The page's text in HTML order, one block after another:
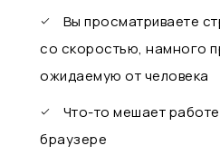
Вы просматриваете
со скоростью, намного
ожидаемую от человека
Что-то мешает
браузере